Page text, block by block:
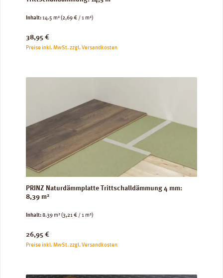
Inhalt:14.5 m²(2,69 € / 1 m²)
Regulärer Preis:
38,95 €
Preise inkl. MwSt. zzgl. Versandkosten
PRINZ Naturdämmplatte Trittschalldämmung 4 mm:
8,39 m²
Inhalt:8.39 m²(3,21 € / 1 m²)
Regulärer Preis:
26,95 €
Preise inkl. MwSt. zzgl. Versandkosten